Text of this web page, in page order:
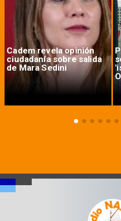
Cadem revela opinión
ciudadanía sobre salida
de Mara Sedini